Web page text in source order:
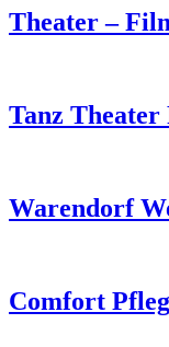
Theater –
Tanz Theater
Warendorf
Comfort